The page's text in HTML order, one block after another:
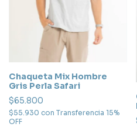
Chaqueta Mix Hombre
Gris Perla Safari
$65.800
$55.930 con Transferencia 15%
OFF